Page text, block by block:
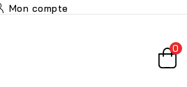
Mon compte
0